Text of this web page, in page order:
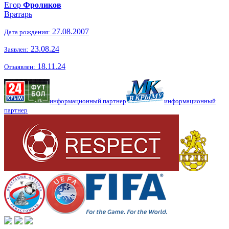
Егор Фроликов
Вратарь
Дата рождения: 27.08.2007
Заявлен: 23.08.24
Отзаявлен: 18.11.24
информационный партнер
информационный
партнер